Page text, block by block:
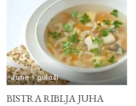
Juhe i gulaši
BISTRA RIBLJA JUHA